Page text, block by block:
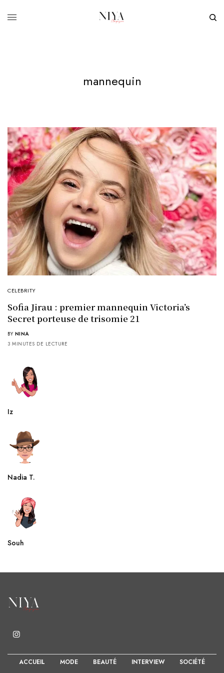
mannequin
CELEBRITY
Sofia Jirau : premier mannequin Victoria’s
Secret porteuse de trisomie 21
BY NINA
3 MINUTES DE LECTURE
Iz
Nadia T.
Souh
ACCUEIL MODE BEAUTÉ INTERVIEW SOCIÉTÉ